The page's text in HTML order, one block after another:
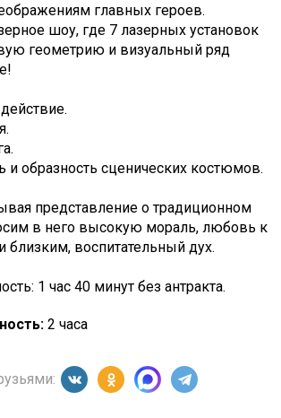
главных героев.
шоу, где 7 лазерных установок
геометрию и визуальный ряд
и образность сценических костюмов.
представление о традиционном
в него высокую мораль, любовь к
воспитательный дух.
1 час 40 минут без антракта.
2 часа